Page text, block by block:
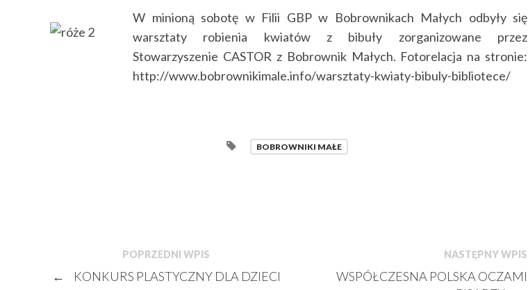
W minioną sobotę w Filii GBP w Bobrownikach Małych odbyły się
warsztaty robienia kwiatów z bibuły zorganizowane przez
Stowarzyszenie CASTOR z Bobrownik Małych. Fotorelacja na stronie:
http://www.bobrownikimale.info/warsztaty-kwiaty-bibuly-bibliotece/
BOBROWNIKI MAŁE
POPRZEDNI WPIS
← KONKURS PLASTYCZNY DLA DZIECI
NASTĘPNY WPIS
WSPÓŁCZESNA POLSKA OCZAMI